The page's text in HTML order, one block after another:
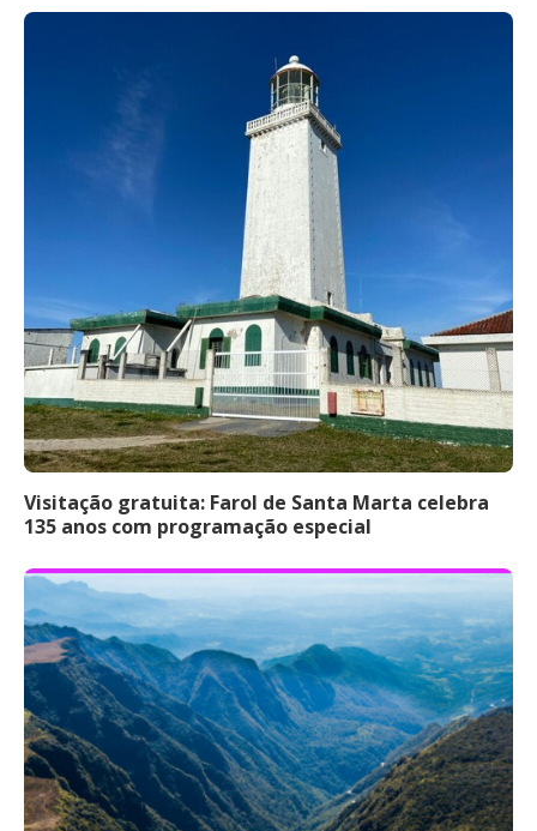
Visitação gratuita: Farol de Santa Marta celebra
135 anos com programação especial